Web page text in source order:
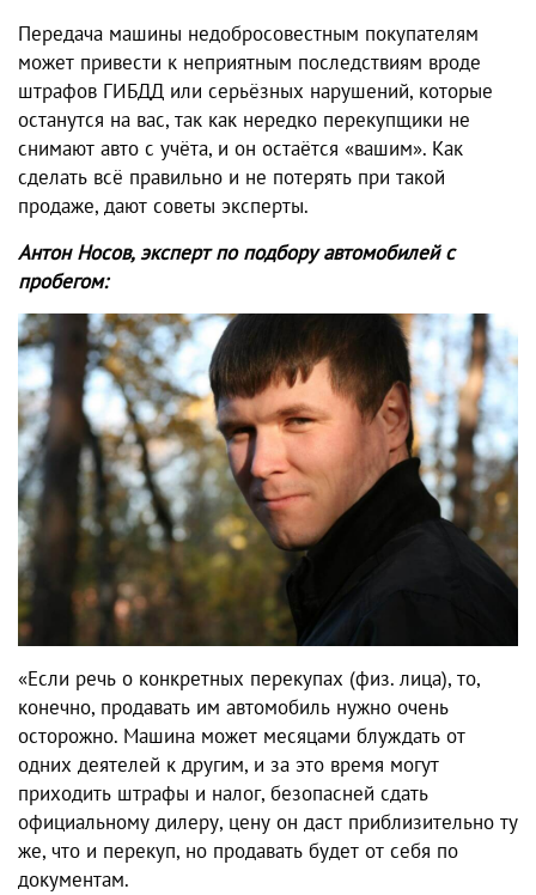
Передача машины недобросовестным покупателям
может привести к неприятным последствиям вроде
штрафов ГИБДД или серьёзных нарушений, которые
останутся на вас, так как нередко перекупщики не
снимают авто с учёта, и он остаётся «вашим». Как
сделать всё правильно и не потерять при такой
продаже, дают советы эксперты.
Антон Носов, эксперт по подбору автомобилей с
пробегом:
«Если речь о конкретных перекупах (физ. лица), то,
конечно, продавать им автомобиль нужно очень
осторожно. Машина может месяцами блуждать от
одних деятелей к другим, и за это время могут
приходить штрафы и налог, безопасней сдать
официальному дилеру, цену он даст приблизительно ту
же, что и перекуп, но продавать будет от себя по
документам.